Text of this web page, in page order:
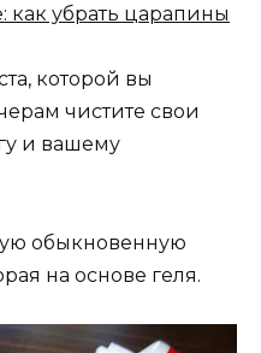
которой вы
чистите свои
и вашему
обыкновенную
на основе геля.